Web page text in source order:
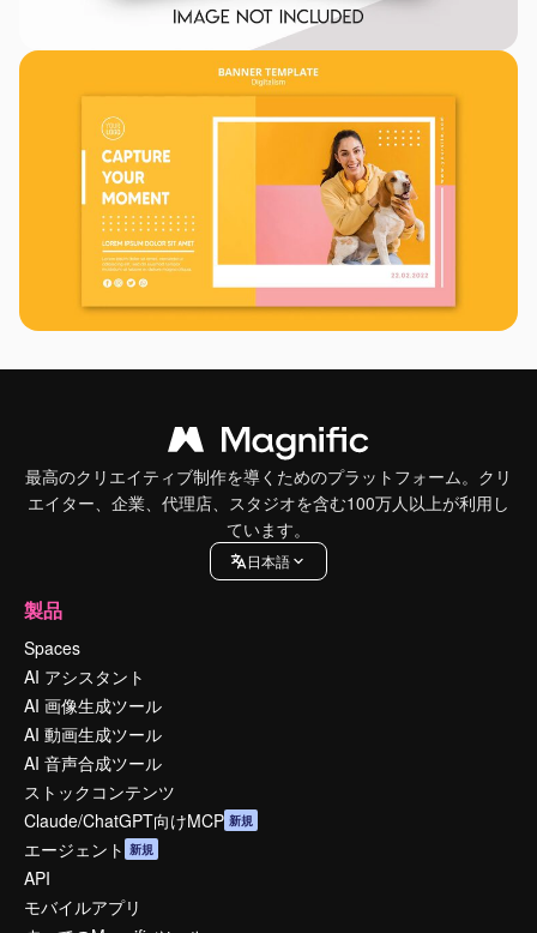
最高のクリエイティブ制作を導くためのプラットフォーム。クリ
エイター、企業、代理店、スタジオを含む100万人以上が利用し
ています。
日本語
製品
Spaces
AI アシスタント
AI 画像生成ツール
AI 動画生成ツール
AI 音声合成ツール
ストックコンテンツ
Claude/ChatGPT向けMCP 新規
エージェント 新規
API
モバイルアプリ